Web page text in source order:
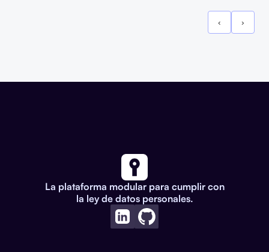
‹ ›
La plataforma modular para cumplir con
la ley de datos personales.